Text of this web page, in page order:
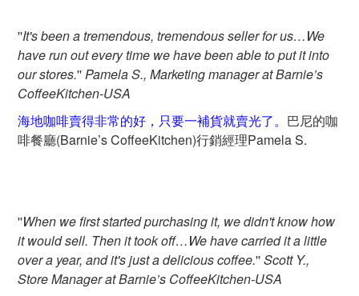
''It's been a tremendous, tremendous seller for us…We
have run out every time we have been able to put it into
our stores.''Pamela S., Marketing manager at Barnie’s
CoffeeKitchen-USA
海地咖啡賣得非常的好，只要一補貨就賣光了。 巴尼的咖
啡餐廳(Barnie’s CoffeeKitchen)行銷經理Pamela S.
''When we first started purchasing it, we didn't know how
it would sell. Then it took off…We have carried it a little
over a year, and it's just a delicious coffee.''Scott Y.,
Store Manager at Barnie’s CoffeeKitchen-USA